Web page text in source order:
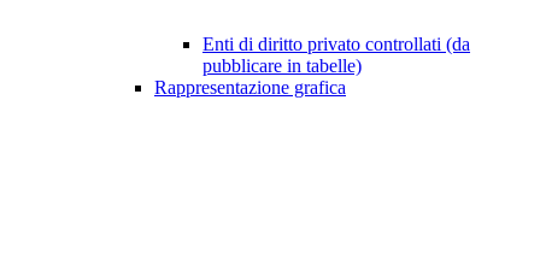
Enti di diritto privato controllati (da
pubblicare in tabelle)
Rappresentazione grafica